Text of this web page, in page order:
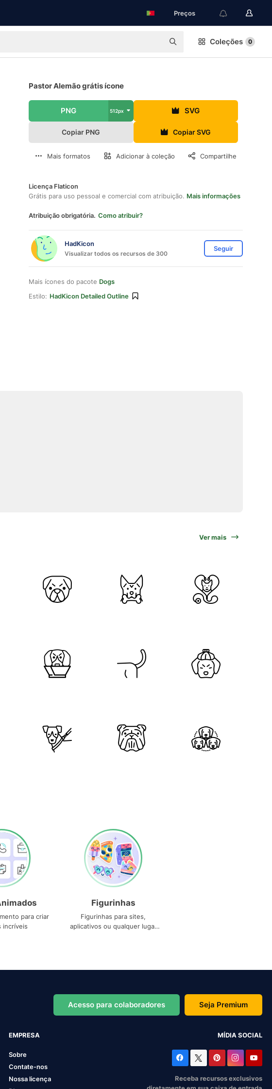
Preços
Coleções 0
Pastor Alemão grátis ícone
PNG 512px SVG
Copiar PNG Copiar SVG
Mais formatos Adicionar à coleção Compartilhe
Licença Flaticon
Grátis para uso pessoal e comercial com atribuição. Mais informações
Atribuição obrigatória. Como atribuir?
HadKicon
Visualizar todos os recursos de 300
Seguir
Mais ícones do pacote Dogs
Estilo: HadKicon Detailed Outline
Ver mais
para criar
incríveis
Figurinhas
Figurinhas para sites,
aplicativos ou qualquer lugar
Acesso para colaboradores Seja Premium
EMPRESA
Sobre
Contate-nos
Nossa licença
MÍDIA SOCIAL
Receba recursos exclusivos